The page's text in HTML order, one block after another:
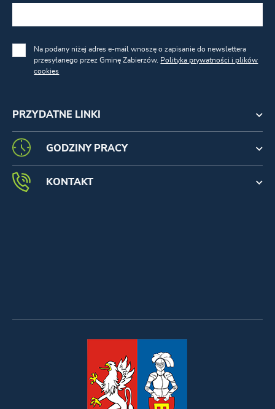
PRZYDATNE LINKI
Na podany niżej adres e-mail wnoszę o zapisanie do newslettera
przesyłanego przez Gminę Zabierzów. Polityka prywatności i plików
cookies
GODZINY PRACY
KONTAKT